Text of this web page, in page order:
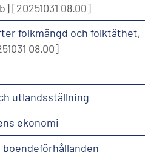
[20251031 08.00]
folkmängd och folktäthet,
08.00]
utlandsställning
ekonomi